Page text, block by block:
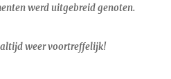
werd uitgebreid genoten.
altijd weer voortreffelijk!